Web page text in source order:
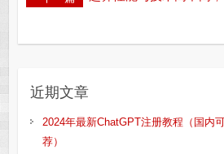
近期文章
2024年最新ChatGPT注册教程（国内
荐）